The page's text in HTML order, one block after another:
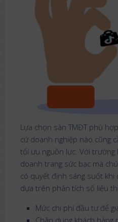
Lựa chọn sàn TMĐT phù
cứ doanh nghiệp nào cũng
tối ưu nguồn lực. Với
doanh trang sức bạc mà
có quyết định sáng suốt khi
dựa trên phân tích số liệu
Mức chi phí đầu tư để
Chân dung khách